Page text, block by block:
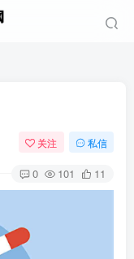
关注 私信
0 101 11